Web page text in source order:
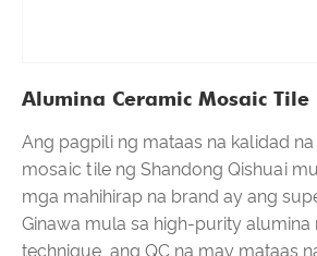
Alumina Ceramic Mosaic Tile
Ang pagpili ng mataas na kalidad
mosaic tile ng Shandong Qishuai
mga mahihirap na brand ay ang
Ginawa mula sa high-purity
technique, ang QC na may mataas